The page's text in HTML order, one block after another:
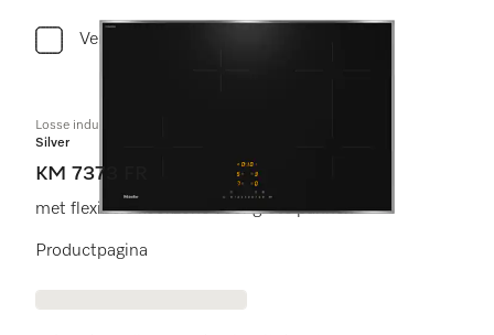
Vergelijken
Losse inductiekookplaat
Silver
KM 7373 FR
met flexibele kookzone voor grote pannen
Productpagina